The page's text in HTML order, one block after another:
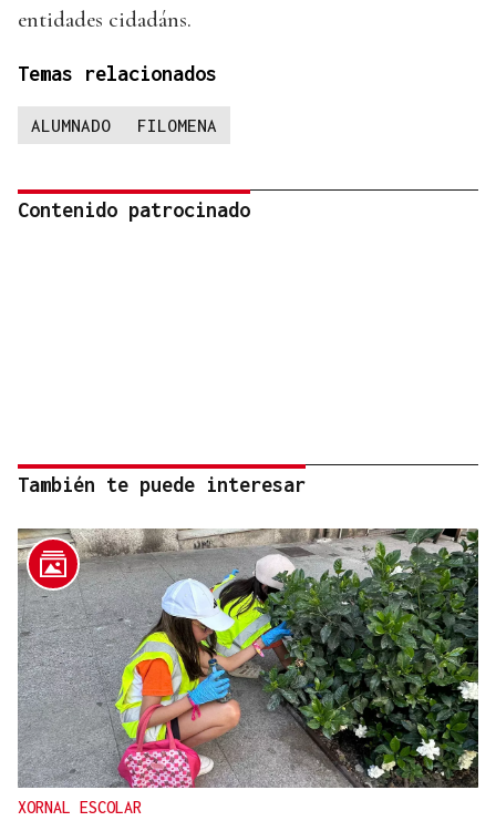
entidades cidadáns.
Temas relacionados
ALUMNADO FILOMENA
Contenido patrocinado
También te puede interesar
XORNAL ESCOLAR